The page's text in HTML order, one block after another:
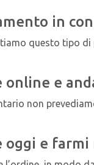
in
questo tipo
online e
non
oggi e